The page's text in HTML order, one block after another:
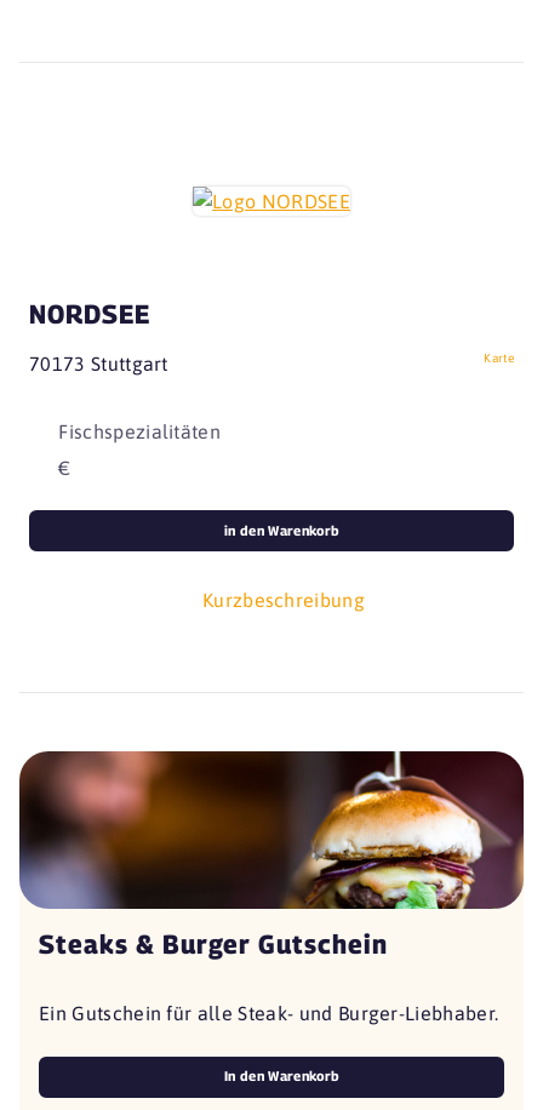
NORDSEE
70173 Stuttgart Karte
Fischspezialitäten
€
Kurzbeschreibung
in den Warenkorb
Steaks & Burger Gutschein
Ein Gutschein für alle Steak- und Burger-Liebhaber.
In den Warenkorb